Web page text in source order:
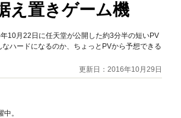
え置きゲーム機
10月22日に任天堂が公開した約3分半の短いPV
ハードになるのか、ちょっとPVから予想できる
更新日：2016年10月29日
。